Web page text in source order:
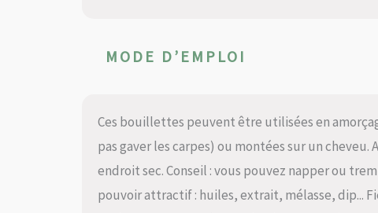
MODE D’EMPLOI
Ces bouillettes peuvent être utilisées en
pas gaver les carpes) ou montées sur un
endroit sec. Conseil : vous pouvez napper ou
pouvoir attractif : huiles, extrait, mélasse, dip...